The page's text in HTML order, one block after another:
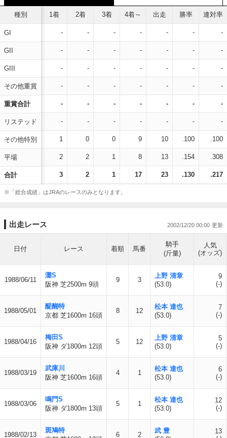
種別
GI
GII
GIII
その他重賞
重賞合計
リステッド
その他特別
平場
合計
1着 2着 3着 4着～ 出走 勝率 連対率
- - - - - - -
- - - - - - -
- - - - - - -
- - - - - - -
- - - - - - -
- - - - - - -
1 0 0 9 10 .100 .100
2 2 1 8 13 .154 .308
3 2 1 17 23 .130 .217
※「総合成績」はJRAのレースのみとなります。
出走レース 2002/12/20 00:00
日付 レース 着順 馬番
騎手
(斤量)
人気
(オッズ)
1988/06/11
灘S
阪神 芝2500m 9頭
9 3
上野 清章
(53.0)
9
(-)
1988/05/01
醍醐特
京都 芝1600m 16頭
8 12
松本 達也
(53.0)
7
(-)
1988/04/16
梅田S
阪神 ダ1800m 12頭
5 12
上野 清章
(53.0)
5
(-)
1988/03/19
武庫川
阪神 芝1600m 16頭
4 1
松本 達也
(53.0)
6
(-)
1988/03/06
鳴門S
阪神 ダ1800m 13頭
5 1
松本 達也
(53.0)
12
(-)
1988/02/13
斑鳩特
6 2
武 豊
13